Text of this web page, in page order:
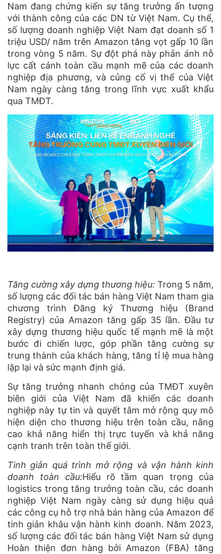
Nam đang chứng kiến sự tăng trưởng ấn tượng
với thành công của các DN từ Việt Nam. Cụ thể,
số lượng doanh nghiệp Việt Nam đạt doanh số 1
triệu USD/ năm trên Amazon tăng vọt gấp 10 lần
trong vòng 5 năm. Sự đột phá này phản ánh nỗ
lực cất cánh toàn cầu mạnh mẽ của các doanh
nghiệp địa phương, và củng cố vị thế của Việt
Nam ngày càng tăng trong lĩnh vực xuất khẩu
qua TMĐT.
Tăng cường xây dựng thương hiệu: Trong 5 năm,
số lượng các đối tác bán hàng Việt Nam tham gia
chương trình Đăng ký Thương hiệu (Brand
Registry) của Amazon tăng gấp 35 lần. Đầu tư
xây dựng thương hiệu quốc tế mạnh mẽ là một
bước đi chiến lược, góp phần tăng cường sự
trung thành của khách hàng, tăng tỉ lệ mua hàng
lặp lại và sức mạnh định giá.
Sự tăng trưởng nhanh chóng của TMĐT xuyên
biên giới của Việt Nam đã khiến các doanh
nghiệp này tự tin và quyết tâm mở rộng quy mô
hiện diện cho thương hiệu trên toàn cầu, nâng
cao khả năng hiển thị trực tuyến và khả năng
cạnh tranh trên toàn thế giới.
Tinh giản quá trình mở rộng và vận hành kinh
doanh toàn cầu:Hiểu rõ tầm quan trọng của
logistics trong tăng trưởng toàn cầu, các doanh
nghiệp Việt Nam ngày càng sử dụng hiệu quả
các công cụ hỗ trợ nhà bán hàng của Amazon để
tinh giản khâu vận hành kinh doanh. Năm 2023,
số lượng các đối tác bán hàng Việt Nam sử dụng
Hoàn thiện đơn hàng bởi Amazon (FBA) tăng